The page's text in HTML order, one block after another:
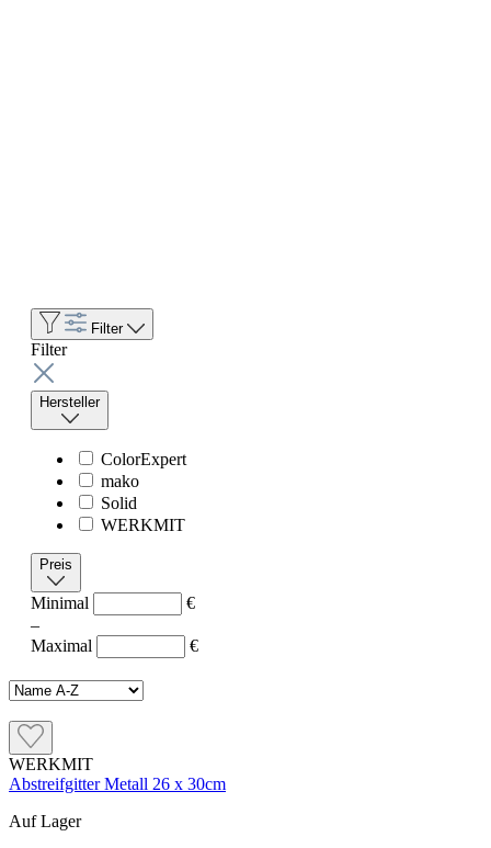
Filter
Filter
Hersteller
ColorExpert
mako
Solid
WERKMIT
Preis
Minimal
€
–
Maximal
€
WERKMIT
Abstreifgitter Metall 26 x 30cm
Auf Lager